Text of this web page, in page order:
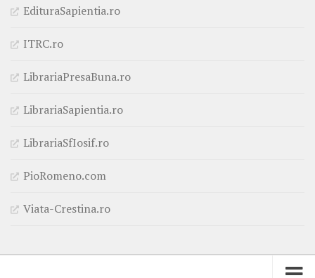
EdituraSapientia.ro
ITRC.ro
LibrariaPresaBuna.ro
LibrariaSapientia.ro
LibrariaSfIosif.ro
PioRomeno.com
Viata-Crestina.ro